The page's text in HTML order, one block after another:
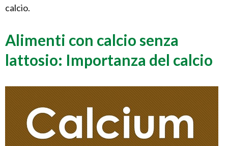
calcio.
Alimenti con calcio senza
lattosio: Importanza del calcio